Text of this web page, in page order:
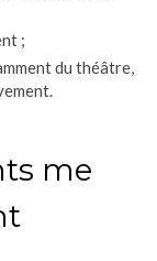
;
du théâtre,
me